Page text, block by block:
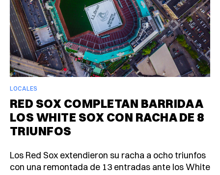
LOCALES
RED SOX COMPLETAN BARRIDA A
LOS WHITE SOX CON RACHA DE 8
TRIUNFOS
Los Red Sox extendieron su racha a ocho triunfos
con una remontada de 13 entradas ante los White